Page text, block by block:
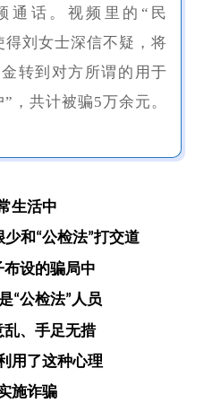
通话。视频里的“民
得刘女士深信不疑，将
转到对方所谓的用于
，共计被骗5万余元。
生活中
少和“公检法”打交道
设的骗局中
“公检法”人员
、手足无措
用了这种心理
施诈骗